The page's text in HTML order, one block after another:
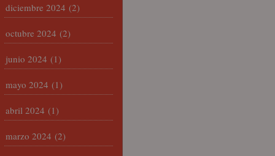
diciembre 2024 (2)
octubre 2024 (2)
junio 2024 (1)
mayo 2024 (1)
abril 2024 (1)
marzo 2024 (2)